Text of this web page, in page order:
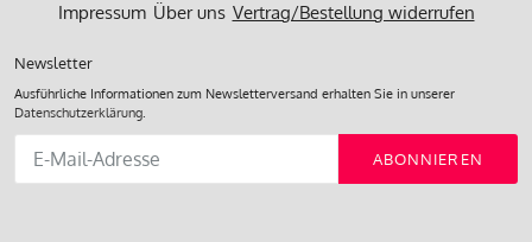
Impressum Über uns Vertrag/Bestellung widerrufen
Newsletter
Ausführliche Informationen zum Newsletterversand erhalten Sie in unserer
Datenschutzerklärung.
unsere
ABONNIEREN